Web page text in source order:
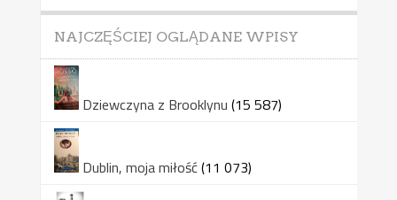
NAJCZĘŚCIEJ OGLĄDANE WPISY
Dziewczyna z Brooklynu (15 587)
Dublin, moja miłość(11 073)